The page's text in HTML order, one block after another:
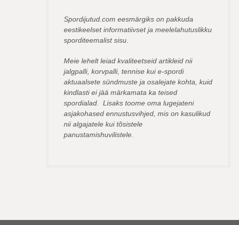
Spordijutud.com eesmärgiks on pakkuda
eestikeelset informatiivset ja meelelahutuslikku
sporditeemalist sisu.
Meie lehelt leiad kvaliteetseid artikleid nii
jalgpalli, korvpalli, tennise kui e-spordi
aktuaalsete sündmuste ja osalejate kohta, kuid
kindlasti ei jää märkamata ka teised
spordialad. Lisaks toome oma lugejateni
asjakohased ennustusvihjed, mis on kasulikud
nii algajatele kui tõsistele
panustamishuvilistele.